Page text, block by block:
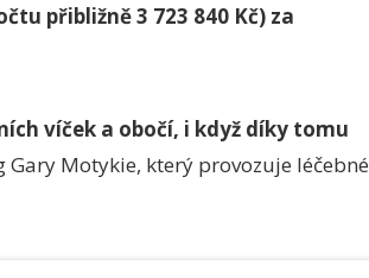
přibližně 3 723 840 Kč) za
víček a obočí, i když díky tomu
Motykie, který provozuje léčebné